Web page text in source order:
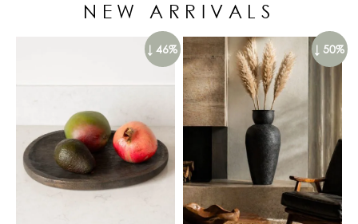
NEW ARRIVALS
↓ 46% ↓ 50%